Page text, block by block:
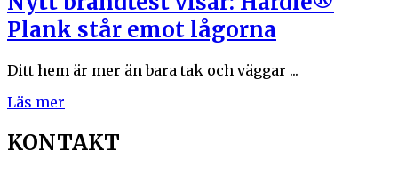
Plank står emot lågorna
Ditt hem är mer än bara tak och väggar ...
Läs mer
KONTAKT